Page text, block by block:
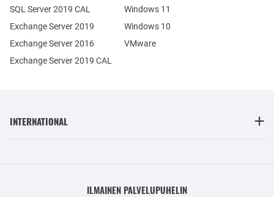
Exchange Server 2019
Exchange Server 2016
SQL Server 2019 CAL
Exchange Server 2019 CAL
Windows 11
Windows 10
VMware
INTERNATIONAL
ILMAINEN PALVELUPUHELIN